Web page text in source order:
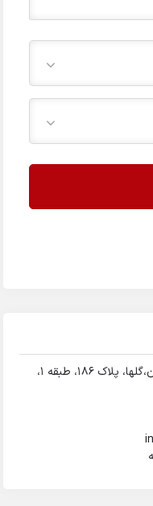
استان البرز کرج گلشهر شهر پردیسان،گلها، پلاک ۱۸۶، طبقه ۱،